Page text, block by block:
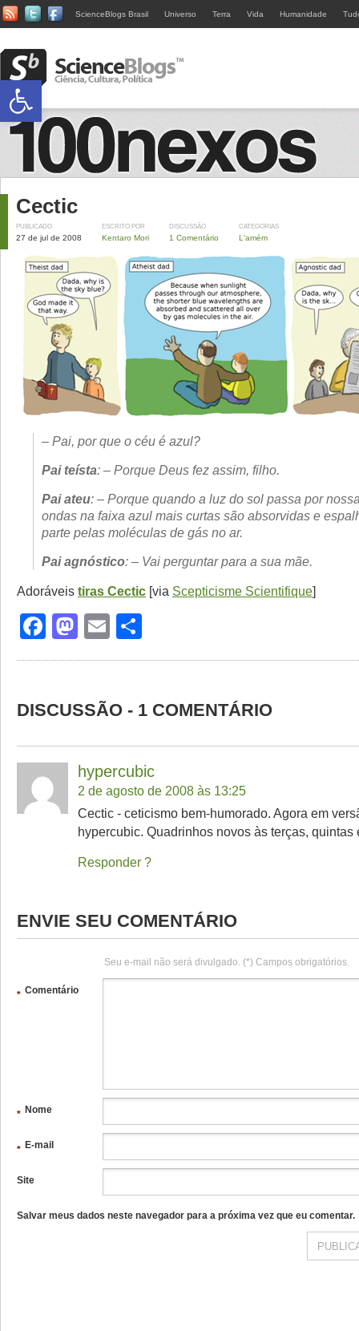
ScienceBlogs Brasil Universo Terra Vida Humanidade
Cectic
PUBLICADO
27 de jul de 2008
ESCRITO POR
Kentaro Mori
DISCUSSÃO
1 Comentário
CATEGORIAS
L'amém
– Pai, por que o céu é azul?
Pai teísta: – Porque Deus fez assim, filho.
Pai ateu: – Porque quando a luz do sol passa por
ondas na faixa azul mais curtas são absorvidas e
parte pelas moléculas de gás no ar.
Pai agnóstico: – Vai perguntar para a sua mãe.
Adoráveis tiras Cectic [via Scepticisme Scientifique]
Facebook
Mastodon
Email
DISCUSSÃO - 1 COMENTÁRIO
hypercubic
2 de agosto de 2008 às 13:25
Cectic - ceticismo bem-humorado. Agora em
hypercubic. Quadrinhos novos às terças, quintas
Responder
ENVIE SEU COMENTÁRIO
Seu e-mail não será divulgado. (*) Campos obrigatórios.
Comentário
*
Nome
*
E-mail
*
Site
Salvar meus dados neste navegador para a próxima vez que eu comentar.
Abrir a barra de ferramentas